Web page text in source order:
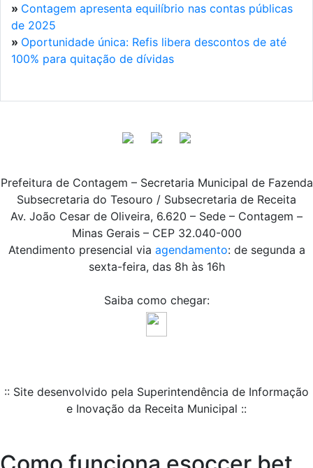
» Contagem apresenta equilíbrio nas contas públicas
de 2025
» Oportunidade única: Refis libera descontos de até
100% para quitação de dívidas
Prefeitura de Contagem – Secretaria Municipal de Fazenda
Subsecretaria do Tesouro / Subsecretaria de Receita
Av. João Cesar de Oliveira, 6.620 – Sede – Contagem –
Minas Gerais – CEP 32.040-000
Atendimento presencial via agendamento: de segunda a
sexta-feira, das 8h às 16h
Saiba como chegar:
:: Site desenvolvido pela Superintendência de Informação
e Inovação da Receita Municipal ::